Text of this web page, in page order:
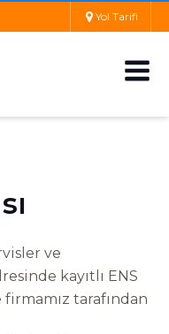
Yol Tarifi
ve
kayıtlı ENS
tarafından